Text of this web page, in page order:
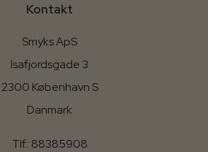
Kontakt
Smyks ApS
Isafjordsgade 3
2300 København S
Danmark
Tlf.: 88385908